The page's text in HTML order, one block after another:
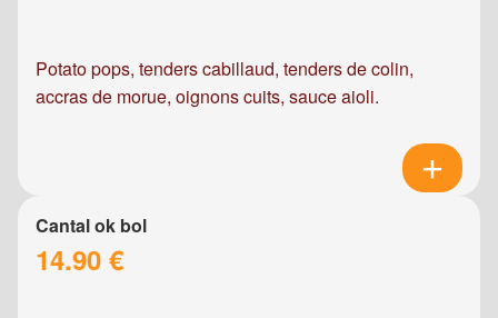
Potato pops, tenders cabillaud, tenders de colin,
accras de morue, oignons cuits, sauce aioli.
Cantal ok bol
14.90 €